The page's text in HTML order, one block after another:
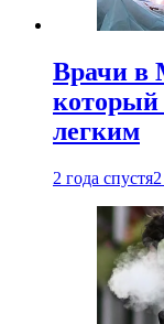
Врачи в
который
легким
2 года спустя